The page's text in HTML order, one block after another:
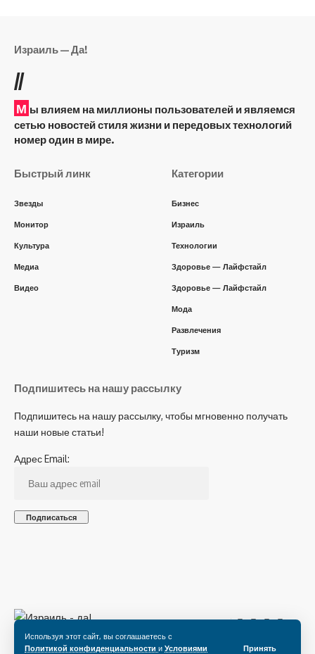
Используя этот сайт, вы соглашаетесь с
Политикой конфиденциальности и Условиями Принять
Израиль — Да!
//
М ы влияем на миллионы пользователей и являемся
сетью новостей стиля жизни и передовых технологий
номер один в мире.
Быстрый линк
Звезды
Монитор
Культура
Медиа
Видео
Категории
Бизнес
Израиль
Технологии
Здоровье — Лайфстайл
Здоровье — Лайфстайл
Мода
Развлечения
Туризм
Подпишитесь на нашу рассылку
Подпишитесь на нашу рассылку, чтобы мгновенно получать
наши новые статьи!
Адрес Email:
Подпишитесь на нас